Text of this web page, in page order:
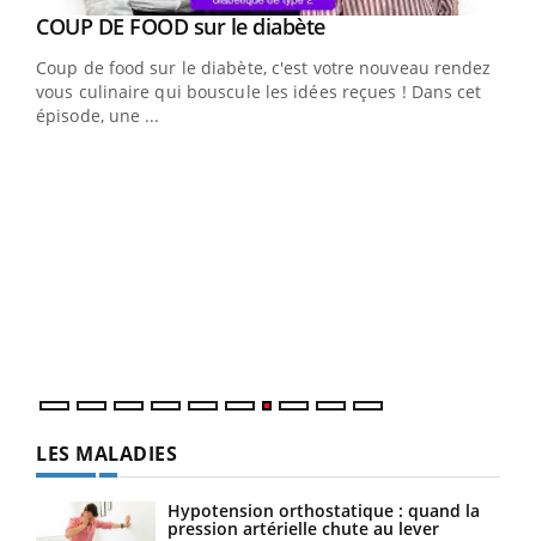
Youtube
COUP DE FOOD sur le diabèteYoutube
Coup de food sur le diabète, c'est votre nouveau rendez-
vous culinaire qui bouscule les idées reçues ! Dans cet
épisode, une ...
LES MALADIES
Hypotension orthostatique : quand la
pression artérielle chute au lever